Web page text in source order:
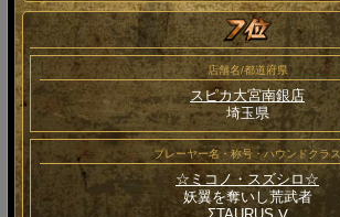
店舗名/都道府県
スピカ大宮南銀店
埼玉県
プレーヤー名・称号・ハウンドクラス
☆ミコノ・スズシロ☆
妖翼を奪いし荒武者